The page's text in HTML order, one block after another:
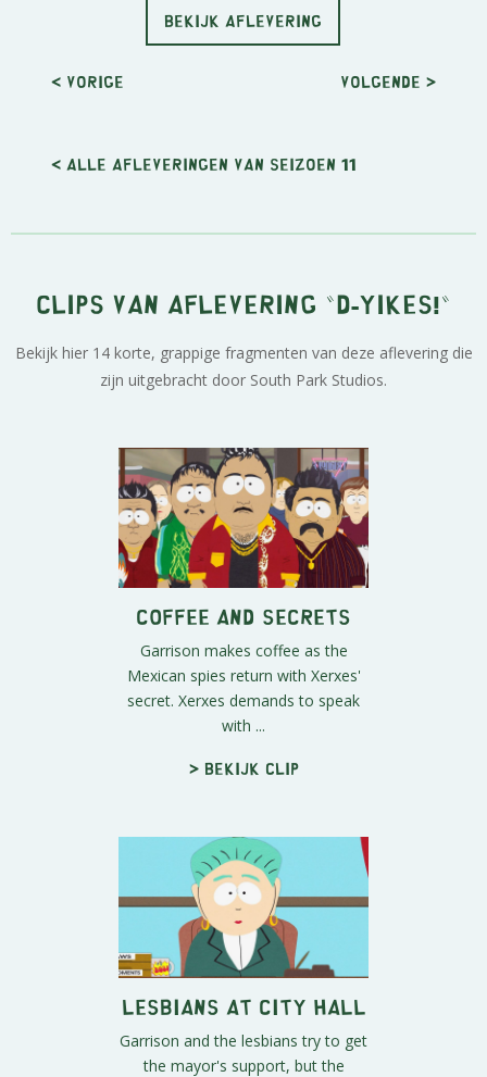
BEKIJK AFLEVERING
< Vorige Volgende >
< Alle afleveringen van seizoen 11
Clips van aflevering "D-Yikes!"
Bekijk hier 14 korte, grappige fragmenten van deze aflevering die
zijn uitgebracht door South Park Studios.
Coffee and Secrets
Garrison makes coffee as the
Mexican spies return with Xerxes'
secret. Xerxes demands to speak
with ...
> Bekijk clip
Lesbians At City Hall
Garrison and the lesbians try to get
the mayor's support, but the